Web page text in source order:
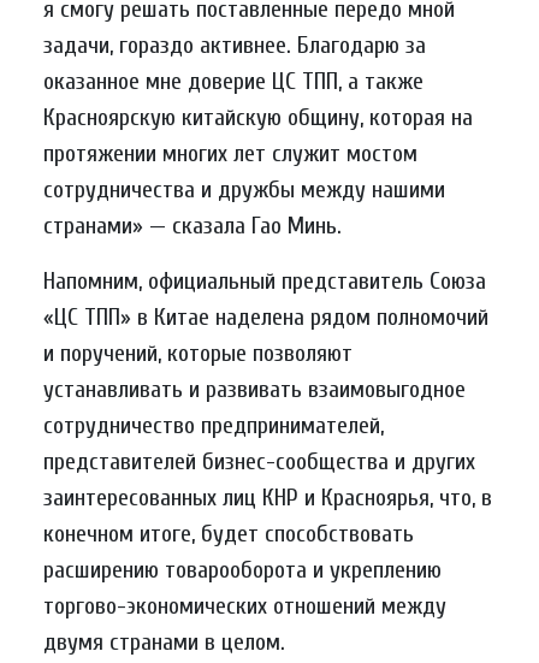
я смогу решать поставленные передо мной
задачи, гораздо активнее. Благодарю за
оказанное мне доверие ЦС ТПП, а также
Красноярскую китайскую общину, которая на
протяжении многих лет служит мостом
сотрудничества и дружбы между нашими
странами» — сказала Гао Минь.
Напомним, официальный представитель Союза
«ЦС ТПП» в Китае наделена рядом полномочий
и поручений, которые позволяют
устанавливать и развивать взаимовыгодное
сотрудничество предпринимателей,
представителей бизнес-сообщества и других
заинтересованных лиц КНР и Красноярья, что, в
конечном итоге, будет способствовать
расширению товарооборота и укреплению
торгово-экономических отношений между
двумя странами в целом.